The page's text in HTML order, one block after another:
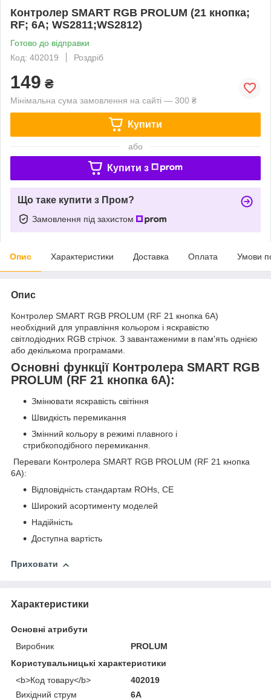
Контролер SMART RGB PROLUM (21 кнопка;
RF; 6A; WS2811;WS2812)
Готово до відправки
Код: 402019
Роздріб
149 ₴
Мінімальна сума замовлення на сайті — 300 ₴
Купити
або
Купити з
Що таке купити з Пром?
Замовлення під захистом
Опис Характеристики Доставка Оплата Умови
Опис
Контролер SMART RGB PROLUM (RF 21 кнопка 6A)
необхідний для управління кольором і яскравістю
світлодіодних RGB стрічок. З завантаженими в пам'ять однією
або декількома програмами.
Основні функції Контролера SMART RGB
PROLUM (RF 21 кнопка 6A):
Змінювати яскравість світіння
Швидкість перемикання
Змінний кольору в режимі плавного і
стрибкоподібного перемикання.
Переваги Контролера SMART RGB PROLUM (RF 21 кнопка
6A):
Відповідність стандартам ROHs, CE
Широкий асортименту моделей
Надійність
Доступна вартість
Приховати
Характеристики
Основні атрибути
Виробник
PROLUM
Користувальницькі характеристики
<b>Код товару</b>
402019
Вихідний струм
6A